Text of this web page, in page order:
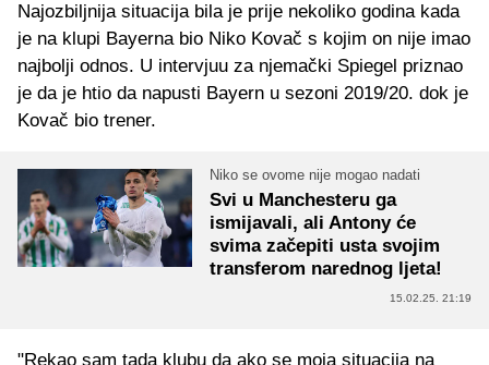
Najozbiljnija situacija bila je prije nekoliko godina kada
je na klupi Bayerna bio Niko Kovač s kojim on nije imao
najbolji odnos. U intervjuu za njemački Spiegel priznao
je da je htio da napusti Bayern u sezoni 2019/20. dok je
Kovač bio trener.
Niko se ovome nije mogao nadati
Svi u Manchesteru ga
ismijavali, ali Antony će
svima začepiti usta svojim
transferom narednog ljeta!
15.02.25. 21:19
"Rekao sam tada klubu da ako se moja situacija na